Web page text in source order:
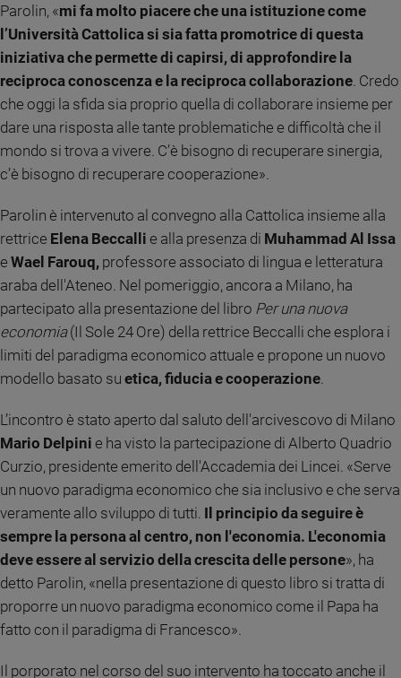
Vai
Riflessioni
Foto
Video
Podcast
Privacy
Chi
siamo
Contatti
Pubblicità
Registrati
Social
Parolin, «mi fa molto piacere che una istituzione come
l’Università Cattolica si sia fatta promotrice di questa
iniziativa che permette di capirsi, di approfondire la
reciproca conoscenza e la reciproca collaborazione. Credo
che oggi la sfida sia proprio quella di collaborare insieme per
dare una risposta alle tante problematiche e difficoltà che il
mondo si trova a vivere. C’è bisogno di recuperare sinergia,
c’è bisogno di recuperare cooperazione».
Parolin è intervenuto al convegno alla Cattolica insieme alla
rettrice Elena Beccalli e alla presenza di Muhammad Al Issa
e Wael Farouq, professore associato di lingua e letteratura
araba dell'Ateneo. Nel pomeriggio, ancora a Milano, ha
partecipato alla presentazione del libro Per una nuova
economia(Il Sole 24 Ore) della rettrice Beccalli che esplora i
limiti del paradigma economico attuale e propone un nuovo
modello basato su etica, fiducia e cooperazione.
L’incontro è stato aperto dal saluto dell'arcivescovo di Milano
Mario Delpini e ha visto la partecipazione di Alberto Quadrio
Curzio, presidente emerito dell'Accademia dei Lincei. «Serve
un nuovo paradigma economico che sia inclusivo e che serva
veramente allo sviluppo di tutti. Il principio da seguire è
sempre la persona al centro, non l'economia. L'economia
deve essere al servizio della crescita delle persone», ha
detto Parolin, «nella presentazione di questo libro si tratta di
proporre un nuovo paradigma economico come il Papa ha
fatto con il paradigma di Francesco».
Il porporato nel corso del suo intervento ha toccato anche il